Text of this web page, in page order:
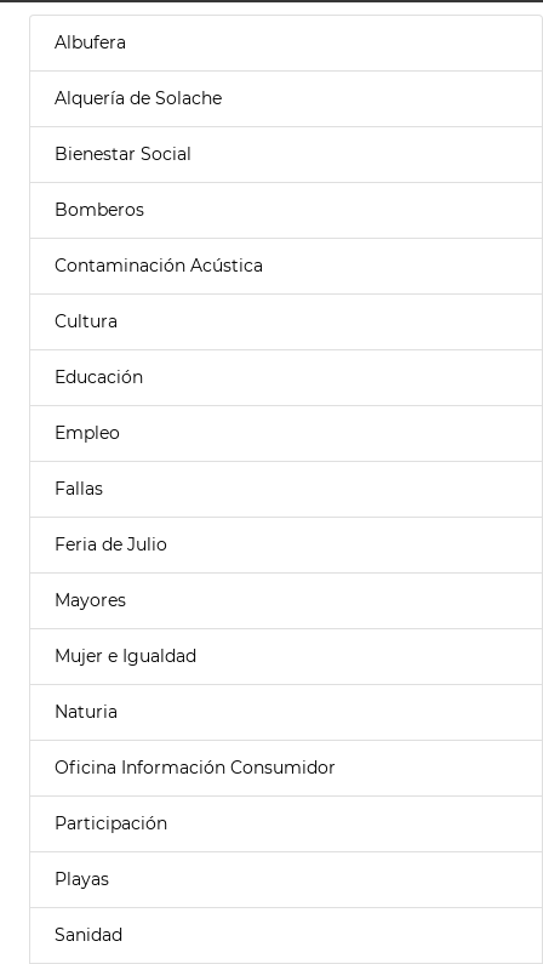
Albufera
Alquería de Solache
Bienestar Social
Bomberos
Contaminación Acústica
Cultura
Educación
Empleo
Fallas
Feria de Julio
Mayores
Mujer e Igualdad
Naturia
Oficina Información Consumidor
Participación
Playas
Sanidad